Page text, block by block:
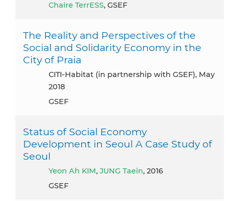
Chaire TerrESS, GSEF
The Reality and Perspectives of the
Social and Solidarity Economy in the
City of Praia
CITI-Habitat (in partnership with GSEF), May
2018
GSEF
Status of Social Economy
Development in Seoul A Case Study of
Seoul
Yeon Ah KIM, JUNG Taein, 2016
GSEF